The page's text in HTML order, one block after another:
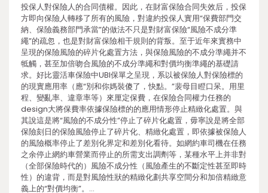
投保人對保險人的合同債權。因此，在財富保險合同失效后，投保
方即向保險人轉移了所有的風險，對違約投保人實用“保費部門交
納、保險義務部門承當”的做法不只是對財富保險“風險不成分準
繩”的疏忽，也是對財富保險相干規則的背叛。至于近年來實務中
呈現的保險風險的碎片化處置方法，與保險風險的不成分準繩并不
牴觸，甚至加倍吻合風險的不成分準繩和對價均衡準繩的基礎請
求。好比靈活車保險中UBI保單之呈現，系以被保險人對保險標的
的現實應用率（應“別和你媽裝傻了，快點。”裴母目瞪口呆。用里
程、變亂率、違章率等）來厘定保費，在保險合同權力任務的
design大將保費率依據保險標的的應用情形停止精緻化處置。與
其說這是將“風險的不成分性”停止了碎片化處置，毋寧說是將全部
保險刻日的保險風險停止了碎片化、精緻化處置，即依據被保險人
的風險概率停止了差別化界定和差別化看待。如網約車司機在任務
之余停止網約車營業而停止的所需支出調劑等，某種水平上并非對
（全部保險時代的）風險不成分性（風險產生的不斷定性甚至即時
性）的違背，而是對風險性狀的精緻化劃共享空間分和加倍精緻意
義上的“對價均衡”。…